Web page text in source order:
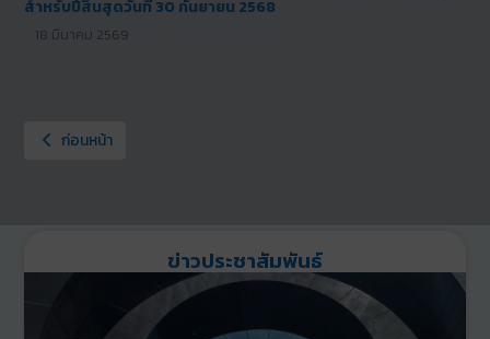
04 มีนาคม 2569
เนื้อหาก่อนหน้า: ระบบบริการอิเล็กทรอนิกส์กรมปศุสัตว์
ก่อนหน้า
ข่าวประชาสัมพันธ์